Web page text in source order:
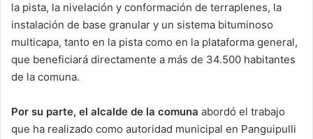
la pista, la nivelación y conformación de terraplenes, la
instalación de base granular y un sistema bituminoso
multicapa, tanto en la pista como en la plataforma general,
que beneficiará directamente a más de 34.500 habitantes
de la comuna.
Por su parte, el alcalde de la comuna abordó el trabajo
que ha realizado como autoridad municipal en Panguipulli